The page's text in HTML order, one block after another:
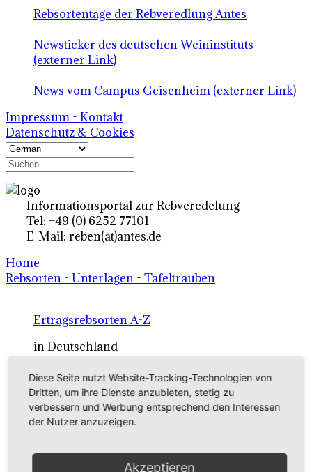
Rebsortentage der Rebveredlung Antes
Newsticker des deutschen Weininstituts
(externer Link)
News vom Campus Geisenheim (externer Link)
Impressum - Kontakt
Datenschutz & Cookies
Informationsportal zur Rebveredelung
Tel: +49 (0) 6252 77101
E-Mail: reben(at)antes.de
Home
Rebsorten - Unterlagen - Tafeltrauben
Ertragsrebsorten A-Z
in Deutschland
Rebsorten international
externe Links
Tafeltraubensorten
Diese Seite nutzt Website-Tracking-Technologien von
Dritten, um ihre Dienste anzubieten, stetig zu
verbessern und Werbung entsprechend den Interessen
der Nutzer anzuzeigen.
Akzeptieren